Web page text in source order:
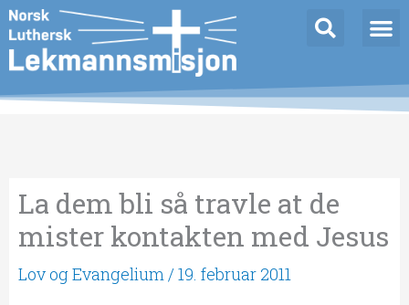
Hopp
rett
til
innholdet
La dem bli så travle at de
mister kontakten med Jesus
Lov og Evangelium /19. februar 2011